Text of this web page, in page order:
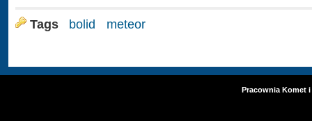
Tags bolid meteor
Pracownia Komet